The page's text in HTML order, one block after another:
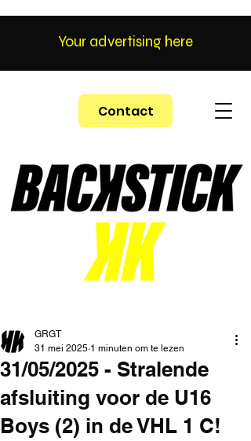
Contact
Your advertising here
31/05/2025 - Stralende
afsluiting voor de U16
Boys (2) in de VHL 1 C!
GRGT
31 mei 2025 1 minuten om te lezen